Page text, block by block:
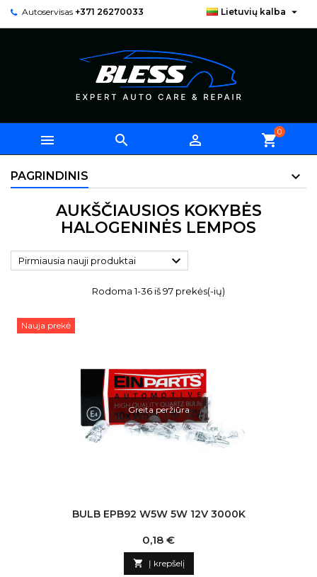
Autoservisas +371 26270033 Lietuvių kalba 
   shopping_cart0
PAGRINDINIS
AUKŠČIAUSIOS KOKYBĖS
HALOGENINĖS LEMPOS
Pirmiausia nauji produktai 
Rodoma 1-36 iš 97 prekės(-ių)
Nauja prekė
Greita peržiūra
BULB EPB92 W5W 5W 12V 3000K
Kaina
0,18 €
 Į krepšelį